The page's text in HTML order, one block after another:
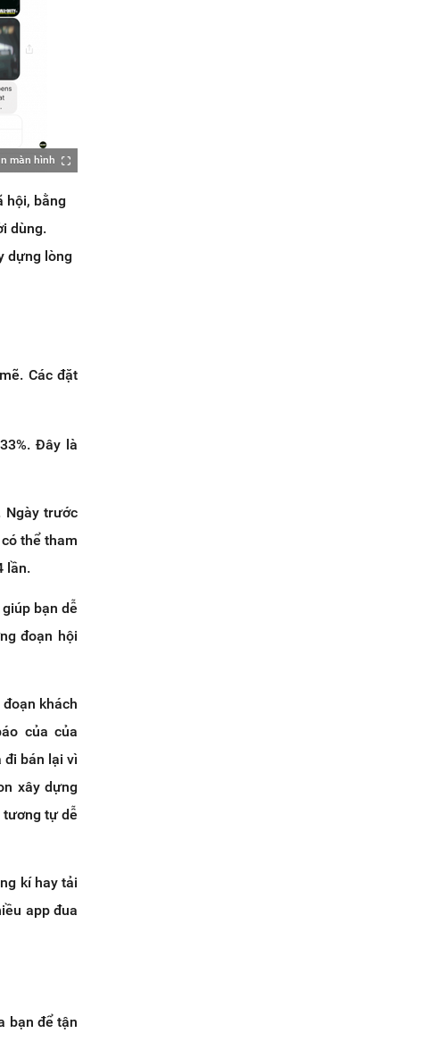
màn hình
hội, bằng
dùng.
dựng lòng
Các đặt
Đây là
Ngày trước
thể tham
lần.
bạn dễ
đoạn hội
khách
của của
đi bán lại vì
xây dựng
tự dễ
kí hay tải
app đua
bạn để tận